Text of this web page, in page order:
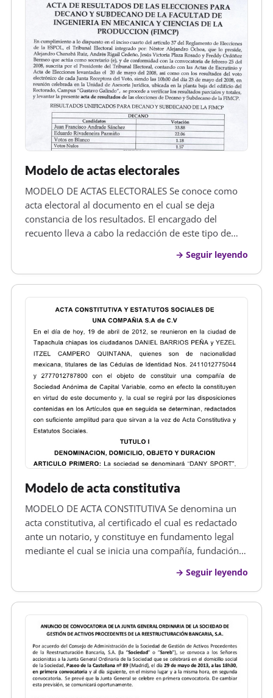
Modelo de actas electorales
MODELO DE ACTAS ELECTORALES Se conoce como
acta electoral al documento en el cual se deja
constancia de los resultados. El encargado del
recuento lleva a cabo la redacción de este tipo de
lugar de dicho recuento. En denominado acta
electoral de la totalidad de las urna…
Seguir leyendo
Modelo de acta constitutiva
MODELO DE ACTA CONSTITUTIVA Se denomina un
acta constitutiva, al certificado el cual es redactado
ante un notario, y constituye en fundamento legal
mediante el cual se inicia una compañía, fundación o
a numerosas finalidades diferentes, como se da el
caso en las comp…
Seguir leyendo